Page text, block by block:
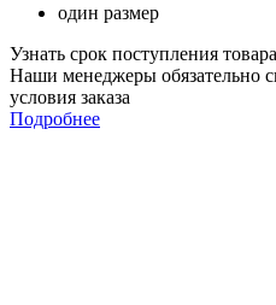
один размер
Узнать срок поступления товара
Наши менеджеры обязательно
условия заказа
Подробнее